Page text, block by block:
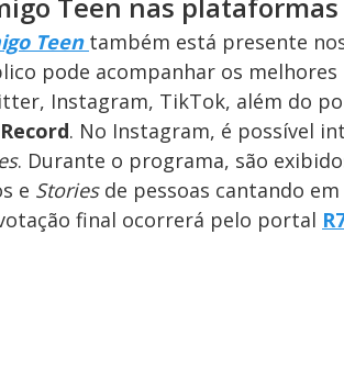
Teen também está presente
pode acompanhar os
Instagram, TikTok, além do
Record. No Instagram, é possível
. Durante o programa, são
e Storiesde pessoas cantando
final ocorrerá pelo portal